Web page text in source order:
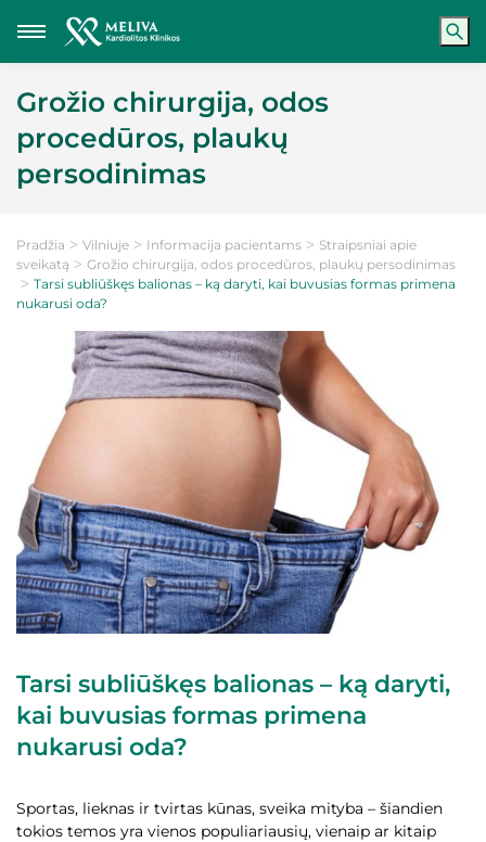
Grožio chirurgija, odos
procedūros, plaukų
persodinimas
Pradžia Vilniuje Informacija pacientams
Straipsniai apie
sveikatą
Grožio chirurgija, odos procedūros, plaukų persodinimas
Tarsi subliūškęs balionas – ką daryti, kai buvusias formas primena
nukarusi oda?
Tarsi subliūškęs balionas – ką daryti,
kai buvusias formas primena
nukarusi oda?
Sportas, lieknas ir tvirtas kūnas, sveika mityba – šiandien
tokios temos yra vienos populiariausių, vienaip ar kitaip